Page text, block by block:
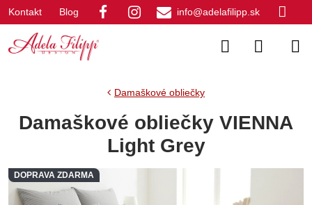
Kontakt Blog info@adelafilipp.sk
DOPRAVA ZDARMA
Damaškové obliečky
Damaškové obliečky VIENNA
Light Grey